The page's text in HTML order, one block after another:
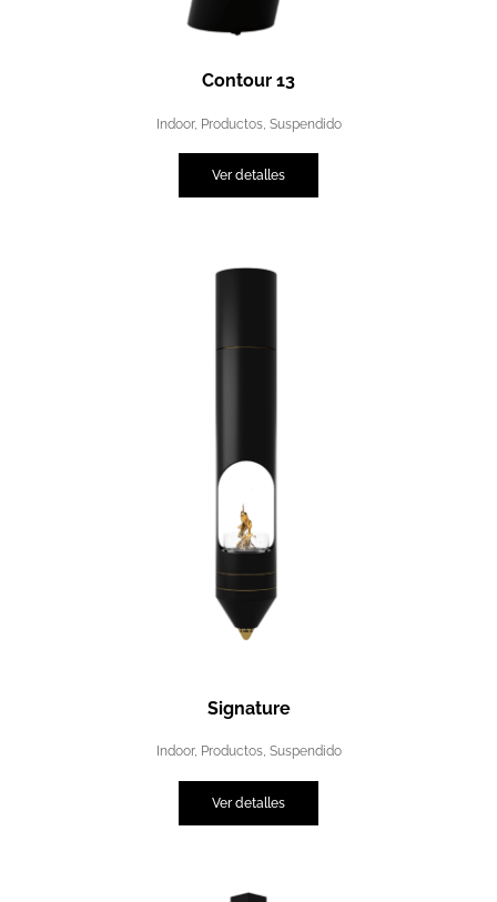
Contour 13
Indoor, Productos, Suspendido
Ver detalles
Signature
Indoor, Productos, Suspendido
Ver detalles